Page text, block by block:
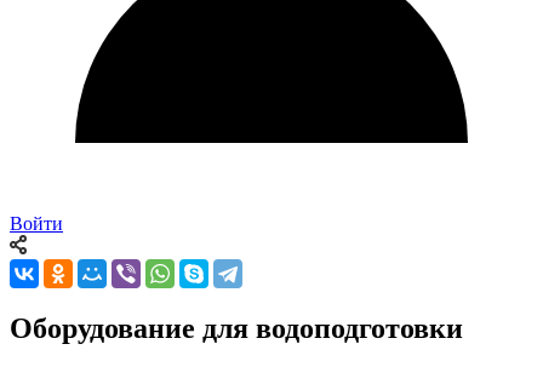
Войти
Оборудование для водоподготовки